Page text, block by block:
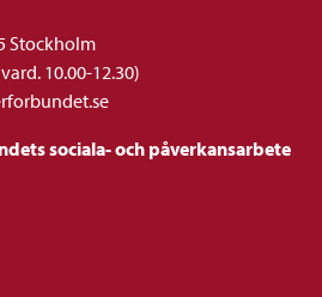
Stockholm
10.00-12.30)
sociala- och påverkansarbete